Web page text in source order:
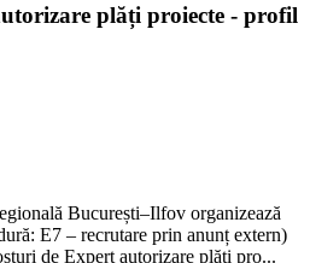
plăți proiecte - profil
București–Ilfov organizează
E7 – recrutare prin anunț extern)
de Expert autorizare plăți pro...